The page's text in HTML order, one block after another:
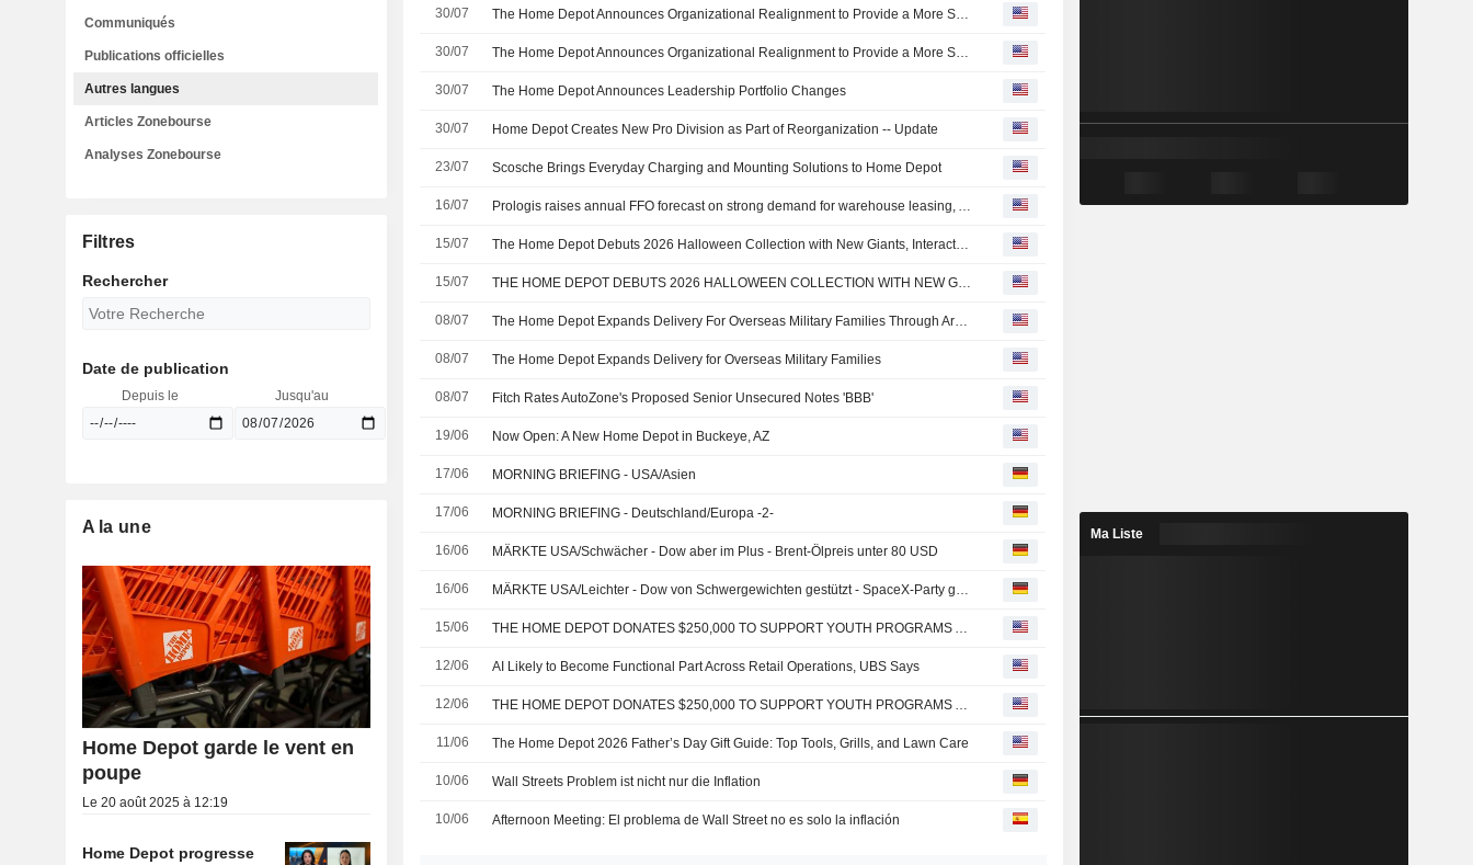
30/07 The Home Depot Announces Organizational Realignment to Provide a More Seamless Customer Experience, Drive Growth and Capture Market Share
30/07 The Home Depot Announces Organizational Realignment to Provide a More Seamless Customer Experience, Drive Growth and Capture Market Share
30/07 The Home Depot Announces Leadership Portfolio Changes
30/07 Home Depot Creates New Pro Division as Part of Reorganization -- Update
23/07 Scosche Brings Everyday Charging and Mounting Solutions to Home Depot
16/07 Prologis raises annual FFO forecast on strong demand for warehouse leasing, AI infrastructure
15/07 The Home Depot Debuts 2026 Halloween Collection with New Giants, Interactive Tech and Fan Favorite Returns
15/07 THE HOME DEPOT DEBUTS 2026 HALLOWEEN COLLECTION WITH NEW GIANTS, INTERACTIVE TECH AND FAN FAVORITE RETURNS
08/07 The Home Depot Expands Delivery For Overseas Military Families Through Army & Air Force Exchange Service And Navy Exchange Service Command
08/07 The Home Depot Expands Delivery for Overseas Military Families
08/07 Fitch Rates AutoZone's Proposed Senior Unsecured Notes 'BBB'
19/06 Now Open: A New Home Depot in Buckeye, AZ
17/06 MORNING BRIEFING - USA/Asien
17/06 MORNING BRIEFING - Deutschland/Europa -2-
16/06 MÄRKTE USA/Schwächer - Dow aber im Plus - Brent-Ölpreis unter 80 USD
16/06 MÄRKTE USA/Leichter - Dow von Schwergewichten gestützt - SpaceX-Party geht weiter
15/06 THE HOME DEPOT DONATES $250,000 TO SUPPORT YOUTH PROGRAMS ACROSS GREATER LOS ANGELES
12/06 AI Likely to Become Functional Part Across Retail Operations, UBS Says
12/06 THE HOME DEPOT DONATES $250,000 TO SUPPORT YOUTH PROGRAMS ACROSS GREATER LOS ANGELES AHEAD OF U.S. MEN'S NATIONAL TEAM'S WORLD CUP OPENER
11/06 The Home Depot 2026 Father’s Day Gift Guide: Top Tools, Grills, and Lawn Care
10/06 Wall Streets Problem ist nicht nur die Inflation
10/06 Afternoon Meeting: El problema de Wall Street no es solo la inflación
Communiqués
Publications officielles
Autres langues
Articles Zonebourse
Analyses Zonebourse
Filtres
Rechercher
Date de publication
Depuis le Jusqu'au
A la une
Home Depot garde le vent en
poupe
Le 20 août 2025 à 12:19
Home Depot progresse
Ma Liste